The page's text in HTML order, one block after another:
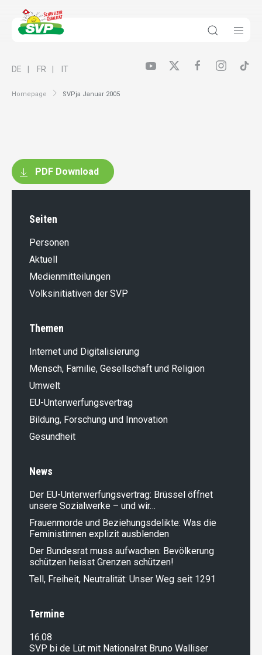
Homepage SVPja Januar 2005
DE FR IT
PDF Download
Seiten
Personen
Aktuell
Medienmitteilungen
Volksinitiativen der SVP
Themen
Internet und Digitalisierung
Mensch, Familie, Gesellschaft und Religion
Umwelt
EU-Unterwerfungsvertrag
Bildung, Forschung und Innovation
Gesundheit
News
Der EU-Unterwerfungsvertrag: Brüssel öffnet
unsere Sozialwerke – und wir…
Frauenmorde und Beziehungsdelikte: Was die
Feministinnen explizit ausblenden
Der Bundesrat muss aufwachen: Bevölkerung
schützen heisst Grenzen schützen!
Tell, Freiheit, Neutralität: Unser Weg seit 1291
Termine
16.08
SVP bi de Lüt mit Nationalrat Bruno Walliser